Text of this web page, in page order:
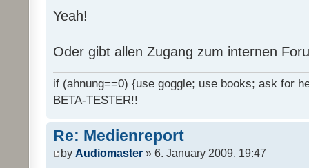
Yeah!
Oder gibt allen Zugang zum internen
if (ahnung==0) {use goggle; use books; ask for
BETA-TESTER!!
Re: Medienreport
by Audiomaster » 6. January 2009, 19:47